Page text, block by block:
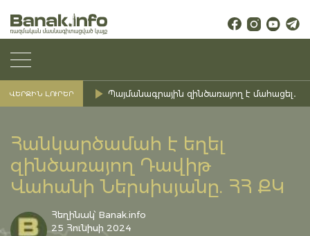
ՎԵՐՋԻՆ ԼՈՒՐԵՐ Պայմանագրային զինծառայող է մահացել․
Հանկարծամահ է եղել
զինծառայող Դավիթ
Վահանի Ներսիսյանը. ՀՀ ՔԿ
Հեղինակ՝ Banak.info
25 Հունիսի 2024